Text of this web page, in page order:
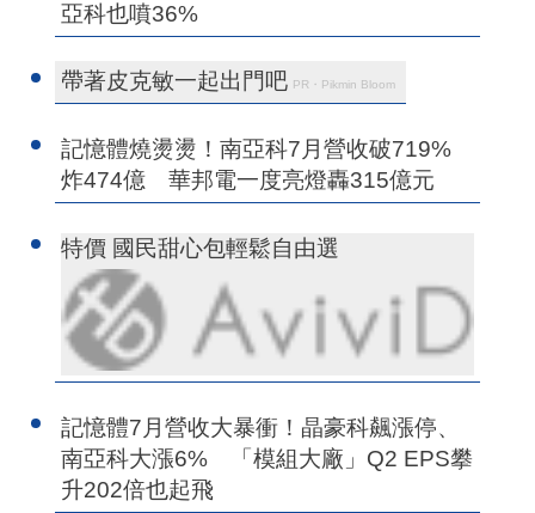
亞科也噴36%
帶著皮克敏一起出門吧 PR・Pikmin Bloom
記憶體燒燙燙！南亞科7月營收破719%
炸474億 華邦電一度亮燈轟315億元
特價 國民甜心包輕鬆自由選
記憶體7月營收大暴衝！晶豪科飆漲停、
南亞科大漲6% 「模組大廠」Q2 EPS攀
升202倍也起飛